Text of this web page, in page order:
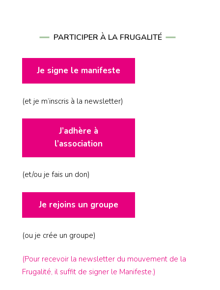
PARTICIPER À LA FRUGALITÉ
Je signe le manifeste
(et je m’inscris à la newsletter)
J’adhère à
l’association
(et/ou je fais un don)
Je rejoins un groupe
(ou je crée un groupe)
(Pour recevoir la newsletter du mouvement de la
Frugalité, il suffit de signer le Manifeste.)